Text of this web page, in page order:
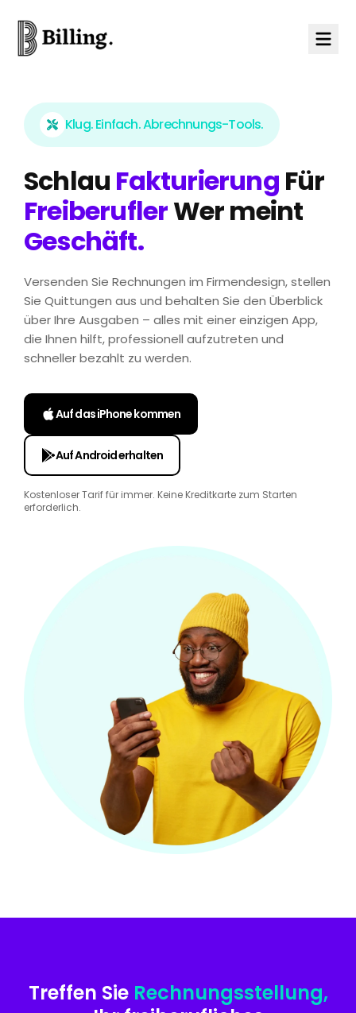
Klug. Einfach. Abrechnungs-Tools.
Schlau Fakturierung Für
FreiberuflerWer meint
Geschäft.
Versenden Sie Rechnungen im Firmendesign, stellen
Sie Quittungen aus und behalten Sie den Überblick
über Ihre Ausgaben – alles mit einer einzigen App,
die Ihnen hilft, professionell aufzutreten und
schneller bezahlt zu werden.
Auf das iPhone kommen
Auf Android erhalten
Kostenloser Tarif für immer. Keine Kreditkarte zum Starten
erforderlich.
Treffen Sie Rechnungsstellung,